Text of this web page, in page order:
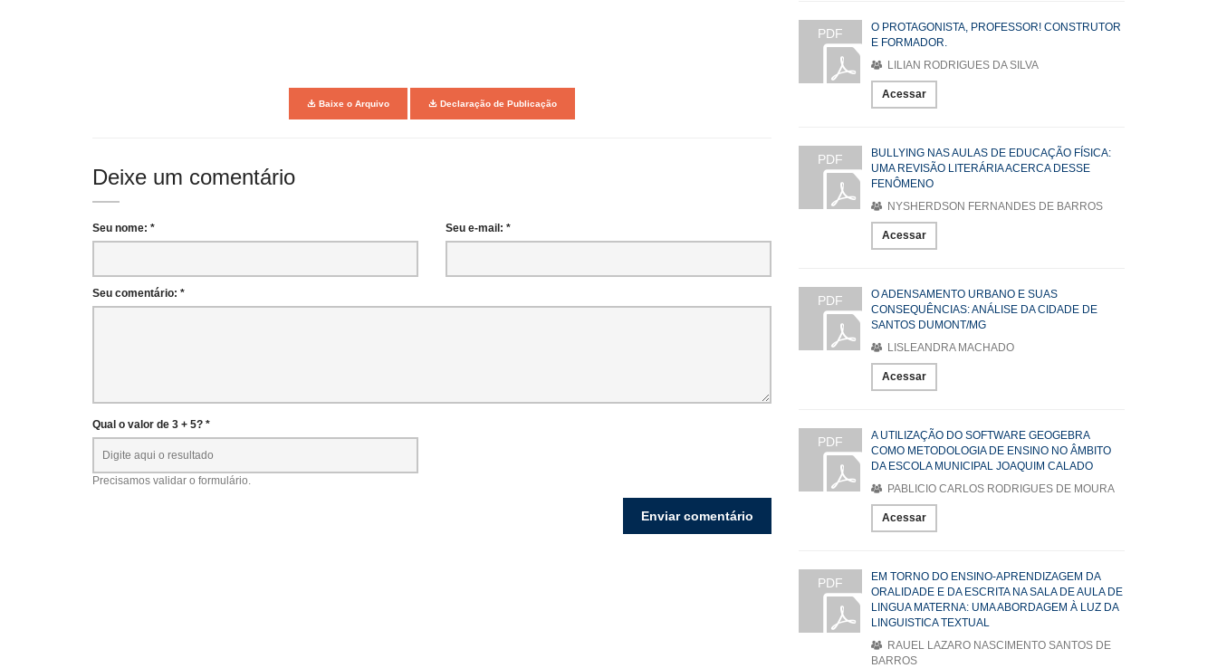
Baixe o Arquivo Declaração de Publicação
Deixe um comentário
Seu nome: * Seu e-mail: *
Seu comentário: *
Qual o valor de 3 + 5? *
Precisamos validar o formulário.
PDF
O PROTAGONISTA, PROFESSOR! CONSTRUTOR
E FORMADOR.
LILIAN RODRIGUES DA SILVA
Acessar
PDF
BULLYING NAS AULAS DE EDUCAÇÃO FÍSICA:
UMA REVISÃO LITERÁRIA ACERCA DESSE
FENÔMENO
NYSHERDSON FERNANDES DE BARROS
Acessar
PDF
O ADENSAMENTO URBANO E SUAS
CONSEQUÊNCIAS: ANÁLISE DA CIDADE DE
SANTOS DUMONT/MG
LISLEANDRA MACHADO
Acessar
PDF
A UTILIZAÇÃO DO SOFTWARE GEOGEBRA
COMO METODOLOGIA DE ENSINO NO ÂMBITO
DA ESCOLA MUNICIPAL JOAQUIM CALADO
PABLICIO CARLOS RODRIGUES DE MOURA
Acessar
PDF
EM TORNO DO ENSINO-APRENDIZAGEM DA
ORALIDADE E DA ESCRITA NA SALA DE AULA DE
LINGUA MATERNA: UMA ABORDAGEM À LUZ DA
LINGUISTICA TEXTUAL
RAUEL LAZARO NASCIMENTO SANTOS DE
BARROS